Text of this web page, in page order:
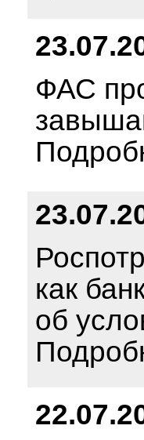
ФАС
как
об